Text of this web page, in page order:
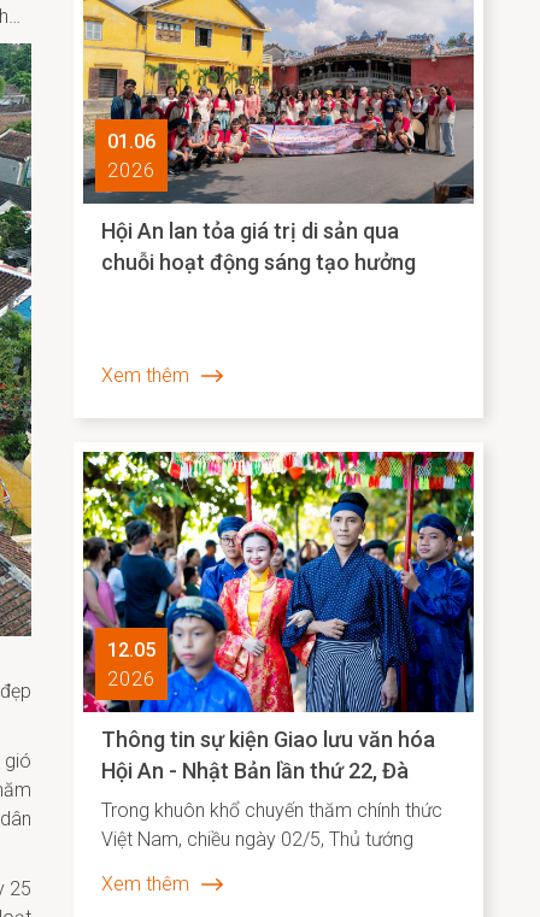
gió
25
01.06
2026
Hội An lan tỏa giá trị di sản qua
chuỗi hoạt động sáng tạo hưởng
Xem thêm
12.05
2026
Thông tin sự kiện Giao lưu văn hóa
Hội An - Nhật Bản lần thứ 22, Đà
Nẵng 2026
Trong khuôn khổ chuyến thăm chính thức
Việt Nam, chiều ngày 02/5, Thủ tướng
có bài phát biểu tại Đại học Quốc gia Hà
Xem thêm